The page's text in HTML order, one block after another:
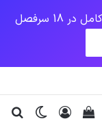
سرفصل
تغییر ورود
دیدن سبد خرید